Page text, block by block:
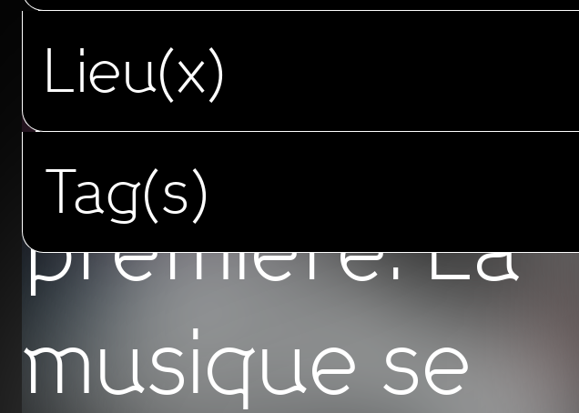
Lieu(x)
Tag(s)
Avant-
première. La
musique se